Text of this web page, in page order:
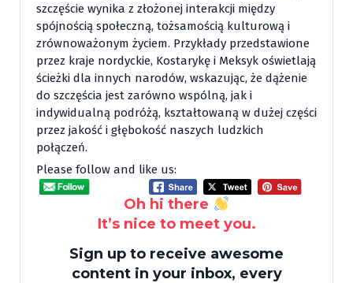
szczęście wynika z złożonej interakcji między
spójnością społeczną, tożsamością kulturową i
zrównoważonym życiem. Przykłady przedstawione
przez kraje nordyckie, Kostarykę i Meksyk oświetlają
ścieżki dla innych narodów, wskazując, że dążenie
do szczęścia jest zarówno wspólną, jak i
indywidualną podróżą, kształtowaną w dużej części
przez jakość i głębokość naszych ludzkich
połączeń.
Please follow and like us:
Oh hi there
It’s nice to meet you.
Sign up to receive awesome
content in your inbox, every